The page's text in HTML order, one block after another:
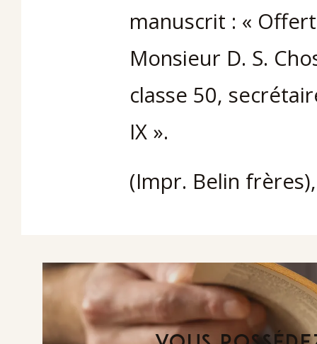
manuscrit : «
Monsieur D. S.
classe 50,
IX ».
(Impr. Belin